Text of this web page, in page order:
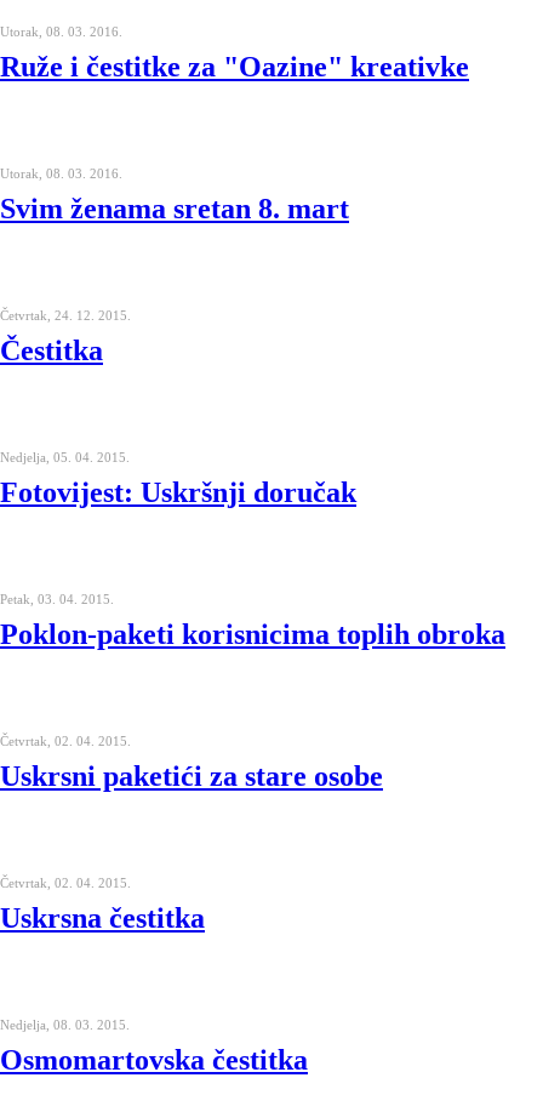
Utorak, 08. 03. 2016.
Ruže i čestitke za "Oazine" kreativke
Utorak, 08. 03. 2016.
Svim ženama sretan 8. mart
Četvrtak, 24. 12. 2015.
Čestitka
Nedjelja, 05. 04. 2015.
Fotovijest: Uskršnji doručak
Petak, 03. 04. 2015.
Poklon-paketi korisnicima toplih obroka
Četvrtak, 02. 04. 2015.
Uskrsni paketići za stare osobe
Četvrtak, 02. 04. 2015.
Uskrsna čestitka
Nedjelja, 08. 03. 2015.
Osmomartovska čestitka